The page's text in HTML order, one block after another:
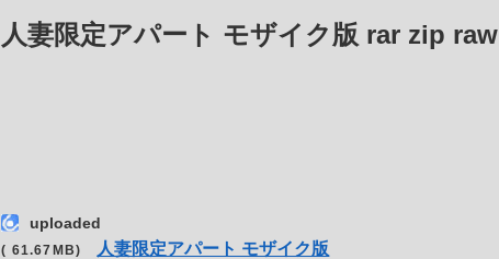
人妻限定アパート モザイク版 rar zip raw
uploaded
( 61.67MB) 人妻限定アパート モザイク版